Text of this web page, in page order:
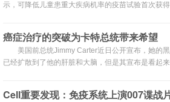
示，可降低儿童患重大疾病机率的疫苗试验首次获得
(RSV)免疫系统。
癌症治疗的突破为卡特总统带来希望
美国前总统Jimmy Carter近日公开宣布，她的
已经扩散到了他的肝脏和大脑，但是其宣布是看起
Cell重要发现：免疫系统上演007谍战